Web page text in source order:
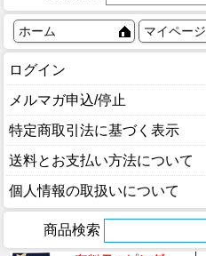
ホーム マイページ
ログイン
メルマガ申込/停止
特定商取引法に基づく表示
送料とお支払い方法について
個人情報の取扱いについて
商品検索